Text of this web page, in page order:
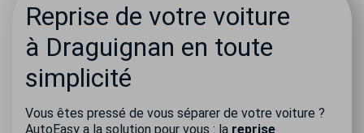
Reprise de votre voiture
à Draguignan en toute
simplicité
Vous êtes pressé de vous séparer de votre voiture ?
AutoEasy a la solution pour vous : la reprise